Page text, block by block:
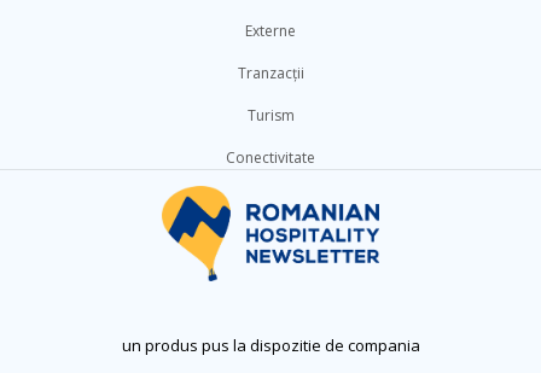
Externe
Tranzacții
Turism
Conectivitate
un produs pus la dispozitie de compania